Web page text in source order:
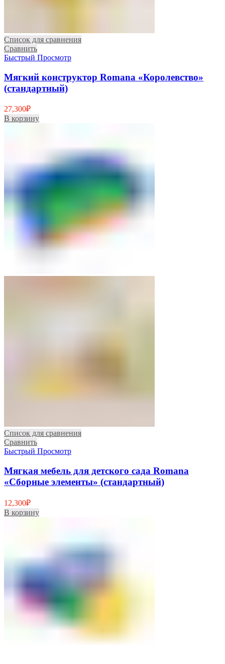
Список для сравнения
Сравнить
Быстрый Просмотр
Мягкий конструктор Romana «Королевство»
(стандартный)
27,300₽
В корзину
Список для сравнения
Сравнить
Быстрый Просмотр
Мягкая мебель для детского сада Romana
«Сборные элементы» (стандартный)
12,300₽
В корзину